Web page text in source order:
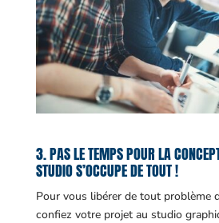
3. PAS LE TEMPS POUR LA
STUDIO S’OCCUPE DE TOUT !
Pour vous libérer de tout problème
confiez votre projet au studio